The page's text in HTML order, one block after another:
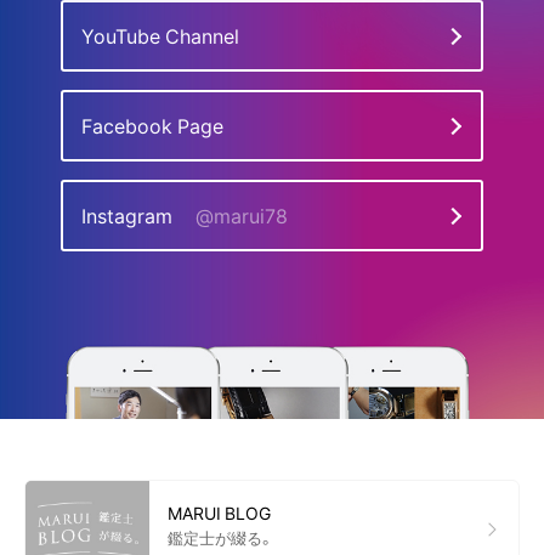
YouTube Channel
Facebook Page
Instagram @marui78
MARUI BLOG
鑑定士が綴る。